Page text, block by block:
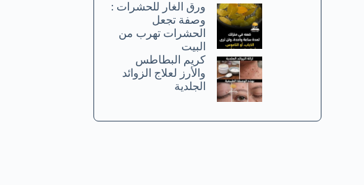
ورق الغار للحشرات :
وصفة تجعل
الحشرات تهرب من
البيت
كريم البطاطس
والأرز لعلاج الزوائد
الجلدية